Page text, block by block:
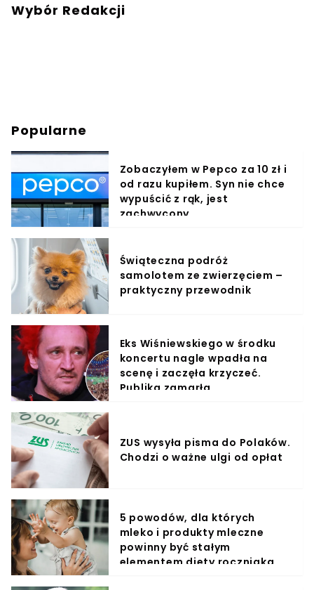
Wybór Redakcji
Popularne
Zobaczyłem w Pepco za 10 zł i
od razu kupiłem. Syn nie chce
wypuścić z rąk, jest
zachwycony
Świąteczna podróż
samolotem ze zwierzęciem –
praktyczny przewodnik
Eks Wiśniewskiego w środku
koncertu nagle wpadła na
scenę i zaczęła krzyczeć.
Publika zamarła
ZUS wysyła pisma do Polaków.
Chodzi o ważne ulgi od opłat
5 powodów, dla których
mleko i produkty mleczne
powinny być stałym
elementem diety roczniaka